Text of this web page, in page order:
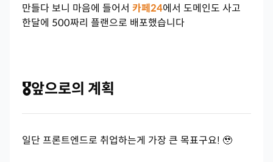
만들다 보니 마음에 들어서 카페24에서 도메인도 사고
한달에 500짜리 플랜으로 배포했습니다
🎖️앞으로의 계획
일단 프론트엔드로 취업하는게 가장 큰 목표구요! 🥹